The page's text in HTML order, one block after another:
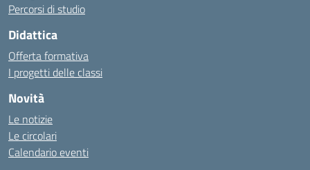
Percorsi di studio
Didattica
Offerta formativa
I progetti delle classi
Novità
Le notizie
Le circolari
Calendario eventi